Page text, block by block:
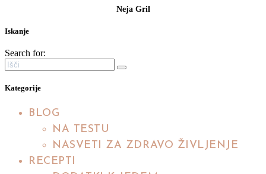
Neja Gril
Iskanje
Search for:
Kategorije
BLOG
NA TESTU
NASVETI ZA ZDRAVO ŽIVLJENJE
RECEPTI